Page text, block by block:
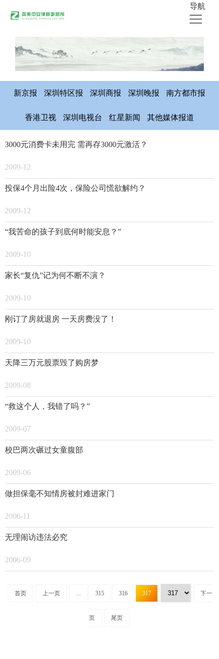
导航
关于中安
媒体采访
联系我们
新京报 深圳特区报 深圳商报 深圳晚报 南方都市报
香港卫视 深圳电视台 红星新闻 其他媒体报道
3000元消费卡未用完 需再存3000元激活？
2009-12
投保4个月出险4次，保险公司慌欲解约？
2009-12
“我苦命的孩子到底何时能安息？”
2009-10
家长“复仇”记为何不断不演？
2009-10
刚订了房就退房 一天房费没了！
2009-10
天降三万元股票毁了购房梦
2009-08
“救这个人，我错了吗？”
2009-07
校巴两次碾过女童腹部
2009-06
做担保毫不知情房被封难进家门
2006-11
无理闹访违法必究
2006-09
首页 上一页 ... 315 316 317 下一
页 尾页